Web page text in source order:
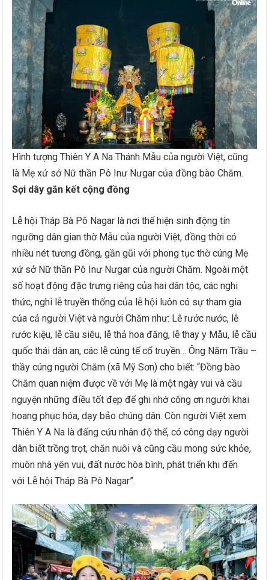
Hình tượng Thiên Y A Na Thánh Mẫu của người Việt, cũng
là Mẹ xứ sở Nữ thần Pô Inư Nưgar của đồng bào Chăm.
Sợi dây gắn kết cộng đồng
Lễ hội Tháp Bà Pô Nagar là nơi thể hiện sinh động tín
ngưỡng dân gian thờ Mẫu của người Việt, đồng thời có
nhiều nét tương đồng, gần gũi với phong tục thờ cúng Mẹ
xứ sở Nữ thần Pô Inư Nưgar của người Chăm. Ngoài một
số hoạt động đặc trưng riêng của hai dân tộc, các nghi
thức, nghi lễ truyền thống của lễ hội luôn có sự tham gia
của cả người Việt và người Chăm như: Lễ rước nước, lễ
rước kiệu, lễ cầu siêu, lễ thả hoa đăng, lễ thay y Mẫu, lễ cầu
quốc thái dân an, các lễ cúng tế cổ truyền… Ông Năm Trầu –
thầy cúng người Chăm (xã Mỹ Sơn) cho biết: “Đồng bào
Chăm quan niệm được về với Mẹ là một ngày vui và cầu
nguyện những điều tốt đẹp để ghi nhớ công ơn người khai
hoang phục hóa, dạy bảo chúng dân. Còn người Việt xem
Thiên Y A Na là đấng cứu nhân độ thế, có công dạy người
dân biết trồng trọt, chăn nuôi và cũng cầu mong sức khỏe,
muôn nhà yên vui, đất nước hòa bình, phát triển khi đến
với Lễ hội Tháp Bà Pô Nagar”.